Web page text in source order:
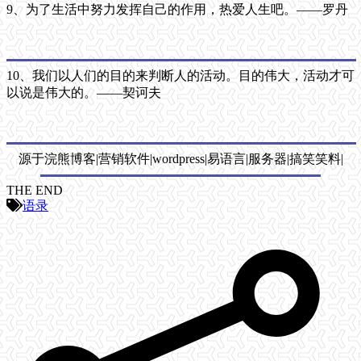
9、为了生活中努力发挥自己的作用，热爱人生吧。——罗丹
10、我们以人们的目的来判断人的活动。目的伟大，活动才可
以说是伟大的。——契诃夫
源于浣熊博客|营销软件|wordpress|易语言|服务器|搞笑笑料|
THE END
语录